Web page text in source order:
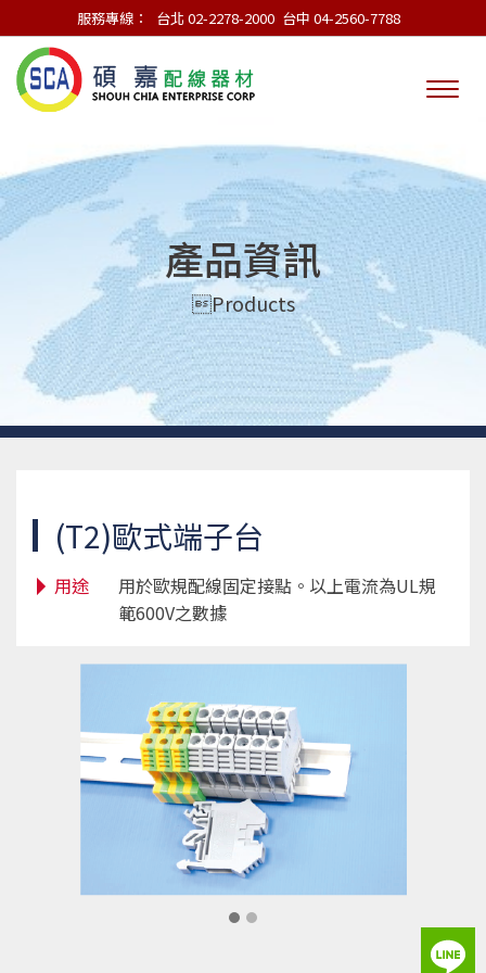
服務專線： 台北 02-2278-2000 台中 04-2560-7788
產品資訊
Products
(T2)歐式端子台
用途
用於歐規配線固定接點。以上電流為UL規
範600V之數據